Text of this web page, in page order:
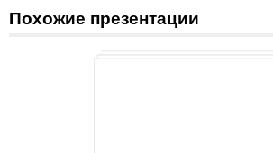
Похожие презентации